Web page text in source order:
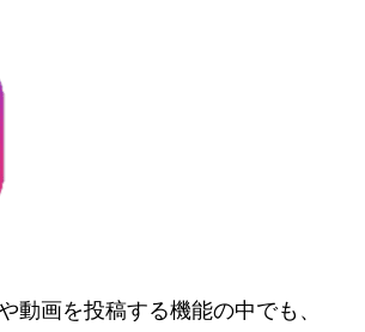
動画を投稿する機能の中でも、